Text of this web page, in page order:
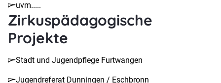
uvm.....
Zirkuspädagogische
Projekte
Stadt und Jugendpflege Furtwangen
Jugendreferat Dunningen / Eschbronn